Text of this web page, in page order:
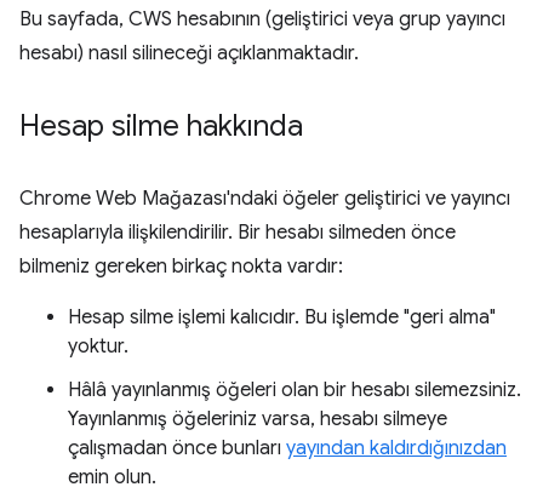
Bu sayfada, CWS hesabının (geliştirici veya grup yayıncı
hesabı) nasıl silineceği açıklanmaktadır.
Hesap silme hakkında
Chrome Web Mağazası'ndaki öğeler geliştirici ve yayıncı
hesaplarıyla ilişkilendirilir. Bir hesabı silmeden önce
bilmeniz gereken birkaç nokta vardır:
Hesap silme işlemi kalıcıdır. Bu işlemde "geri alma"
yoktur.
Hâlâ yayınlanmış öğeleri olan bir hesabı silemezsiniz.
Yayınlanmış öğeleriniz varsa, hesabı silmeye
çalışmadan önce bunları yayından kaldırdığınızdan
emin olun.